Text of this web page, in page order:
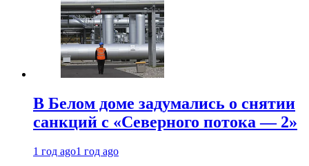
В Белом доме задумались о снятии
санкций с «Северного потока — 2»
1 год ago1 год ago